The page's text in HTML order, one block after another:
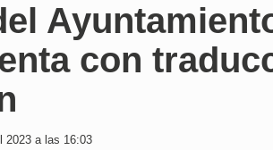
con
2023 a las 16:03